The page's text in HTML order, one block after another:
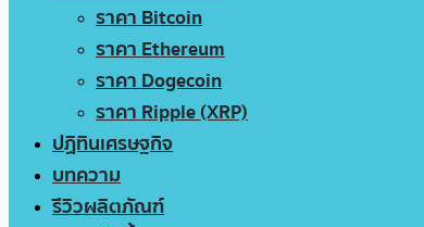
ราคา Bitcoin
ราคา Ethereum
ราคา Dogecoin
ราคา Ripple (XRP)
ปฏิทินเศรษฐกิจ
บทความ
รีวิวผลิตภัณฑ์